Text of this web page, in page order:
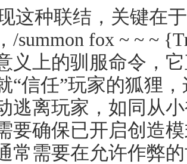
这种联结，关键在
/summon fox ~ ~ ~
义上的驯服命令，
“信任”玩家的狐狸
逃离玩家，如同从
要确保已开启创造
常需要在允许作弊